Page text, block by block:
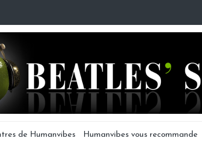
de Humanvibes Humanvibes vous recommande